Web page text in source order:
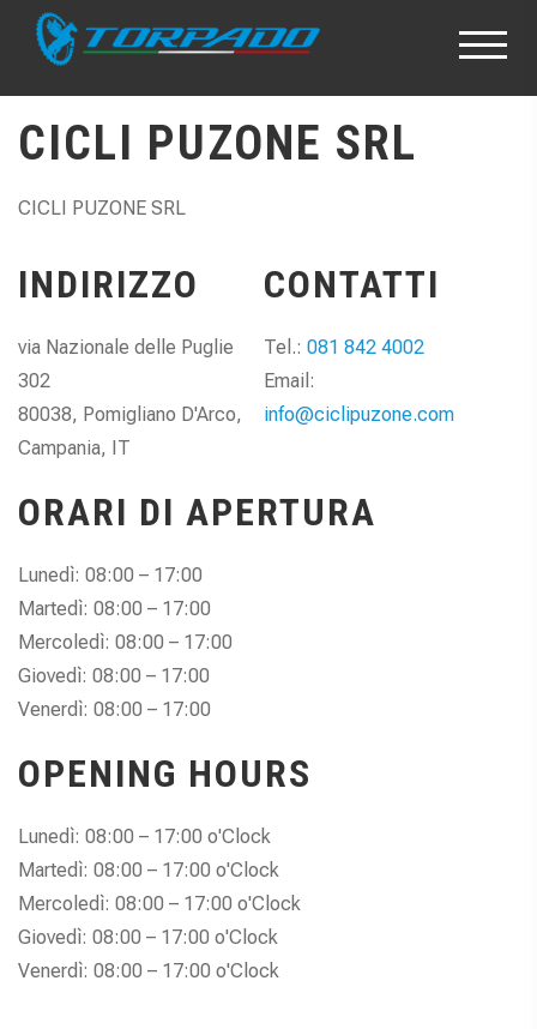
CICLI PUZONE SRL
CICLI PUZONE SRL
INDIRIZZO
via Nazionale delle Puglie
302
80038, Pomigliano D'Arco,
Campania, IT
CONTATTI
Tel.: 081 842 4002
Email:
info@ciclipuzone.com
ORARI DI APERTURA
Lunedì: 08:00 – 17:00
Martedì: 08:00 – 17:00
Mercoledì: 08:00 – 17:00
Giovedì: 08:00 – 17:00
Venerdì: 08:00 – 17:00
OPENING HOURS
Lunedì: 08:00 – 17:00 o'Clock
Martedì: 08:00 – 17:00 o'Clock
Mercoledì: 08:00 – 17:00 o'Clock
Giovedì: 08:00 – 17:00 o'Clock
Venerdì: 08:00 – 17:00 o'Clock